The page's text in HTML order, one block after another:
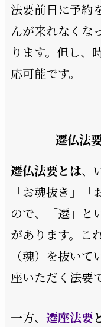
法要前日に予約
んが来れなくな
ります。但し、
応可能です。
遷仏法
遷仏法要とは、
「お魂抜き」
ので、「遷」と
があります。こ
（魂）を抜い
座いただく法要
一方、 遷座法要